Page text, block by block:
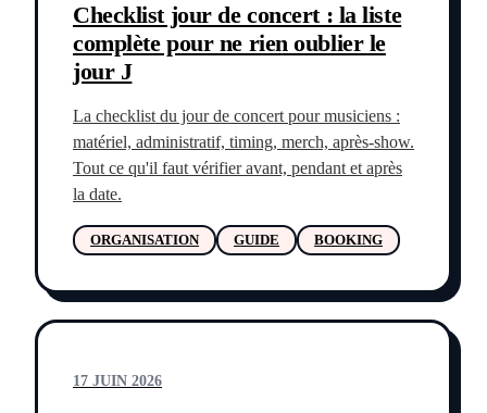
Checklist jour de concert : la liste
complète pour ne rien oublier le
jour J
La checklist du jour de concert pour musiciens :
matériel, administratif, timing, merch, après-show.
Tout ce qu'il faut vérifier avant, pendant et après
la date.
ORGANISATION GUIDE BOOKING
17 JUIN 2026